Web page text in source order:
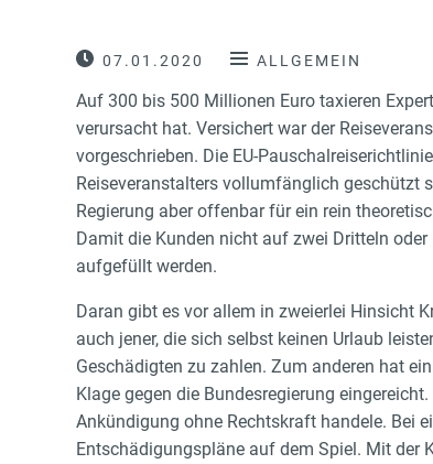
07.01.2020 ALLGEMEIN
Auf 300 bis 500 Millionen Euro taxieren
verursacht hat. Versichert war der
vorgeschrieben. Die EU-
Reiseveranstalters vollumfänglich geschützt
Regierung aber offenbar für ein rein
Damit die Kunden nicht auf zwei Dritteln
aufgefüllt werden.
Daran gibt es vor allem in zweierlei Hinsicht
auch jener, die sich selbst keinen Urlaub
Geschädigten zu zahlen. Zum anderen hat
Klage gegen die Bundesregierung
Ankündigung ohne Rechtskraft handele. Bei
Entschädigungspläne auf dem Spiel. Mit der